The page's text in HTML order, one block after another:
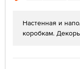
Настенная и
коробкам.